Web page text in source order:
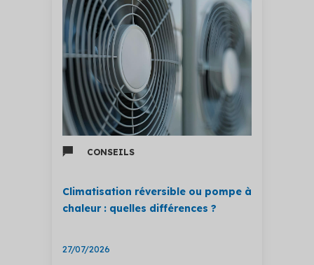
CONSEILS
Climatisation réversible ou pompe à
chaleur : quelles différences ?
27/07/2026